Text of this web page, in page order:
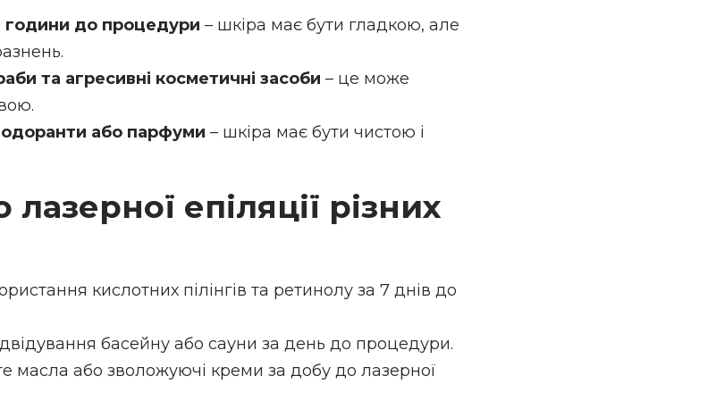
години до процедури – шкіра має бути гладкою, але
та агресивні косметичні засоби – це може
або парфуми – шкіра має бути чистою і
лазерної епіляції різних
кислотних пілінгів та ретинолу за 7 днів до
басейну або сауни за день до процедури.
масла або зволожуючі креми за добу до лазерної